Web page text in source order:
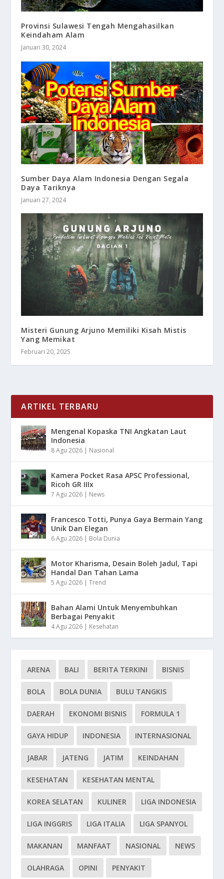
Provinsi Sulawesi Tengah Mengahasilkan
Keindaham Alam
Januari 30, 2024
Sumber Daya Alam Indonesia Dengan Segala
Daya Tariknya
Januari 27, 2024
Misteri Gunung Arjuno Memiliki Kisah Mistis
Yang Memikat
Februari 20, 2025
ARTIKEL TERBARU
Mengenal Kopaska TNI Angkatan Laut
Indonesia
8 Agu 2026 | Nasional
Kamera Pocket Rasa APSC Professional,
Ricoh GR IIIx
7 Agu 2026 | News
Francesco Totti, Punya Gaya Bermain Yang
Unik Dan Elegan
6 Agu 2026 | Bola Dunia
Motor Kharisma, Desain Boleh Jadul, Tapi
Handal Dan Tahan Lama
5 Agu 2026 |Trend
Bahan Alami Untuk Menyembuhkan
Berbagai Penyakit
4 Agu 2026 | Kesehatan
ARENA BALI BERITA TERKINI BISNIS
BOLA BOLA DUNIA BULU TANGKIS
DAERAH EKONOMI BISNIS FORMULA 1
GAYA HIDUP INDONESIA INTERNASIONAL
JABAR JATENG JATIM KEINDAHAN
KESEHATAN KESEHATAN MENTAL
KOREA SELATAN KULINER LIGA INDONESIA
LIGA INGGRIS LIGA ITALIA LIGA SPANYOL
MAKANAN MANFAAT NASIONAL NEWS
OLAHRAGA OPINI PENYAKIT